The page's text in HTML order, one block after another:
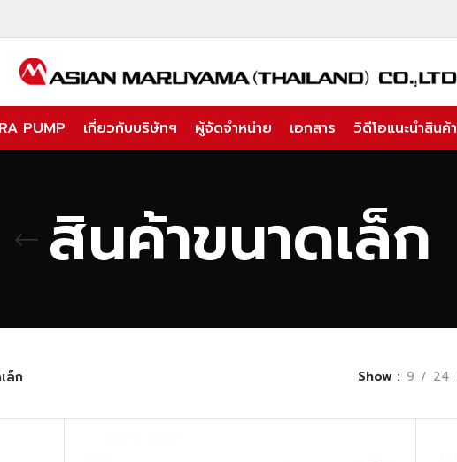
PUMP เกี่ยวกับบริษัทฯ ผู้จัดจำหน่าย เอกสาร วิดีโอแนะนำสินค้า
สินค้าขนาดเล็ก
ล็ก Show 9 24